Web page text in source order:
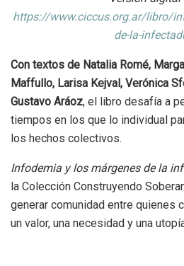
https://www.ciccus.org.ar/libro/
de-la-
Con textos de Natalia Romé,
Maffullo, Larisa Kejval, Verónica
Gustavo Aráoz, el libro desafía a
tiempos en los que lo individual
los hechos colectivos.
Infodemia y los márgenes de la
la Colección Construyendo
generar comunidad entre quienes
un valor, una necesidad y una